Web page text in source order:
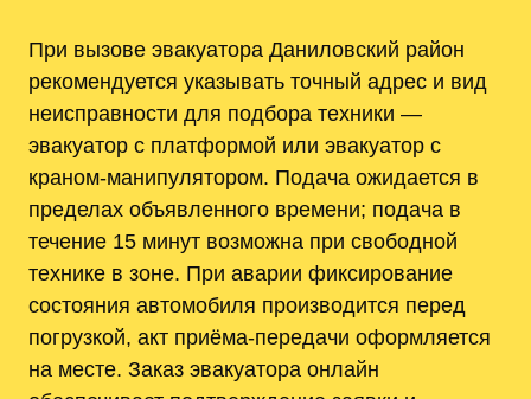
При вызове эвакуатора Даниловский район
рекомендуется указывать точный адрес и вид
неисправности для подбора техники —
эвакуатор с платформой или эвакуатор с
краном-манипулятором. Подача ожидается в
пределах объявленного времени; подача в
течение 15 минут возможна при свободной
технике в зоне. При аварии фиксирование
состояния автомобиля производится перед
погрузкой, акт приёма-передачи оформляется
на месте. Заказ эвакуатора онлайн